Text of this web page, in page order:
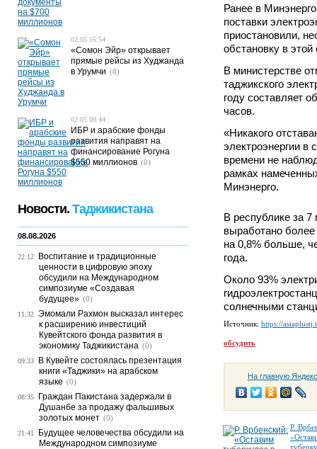
Ранее в
поставки
приостановили,
обстановку в этой
В министерстве
таджикского
году составляет
часов.
«Никакого
электроэнергии в
времени не
рамках
Минэнерго.
В республике за
выработано
на 0,8% больше,
года.
Около 93%
солнечными
Источник: https://
обсудить
На главную
Р.
02.05 16:54
«Сомон Эйр» открывает
прямые рейсы из Худжанда
в Урумчи (0)
02.05 08:44
ИБР и арабские фонды
развития направят на
финансирование Рогуна
$550 миллионов (0)
Новости. Таджикистана
08.08.2026
22:12
Воспитание и традиционные
ценности в цифровую эпоху
обсудили на Международном
симпозиуме «Создавая
будущее» (0)
11:32 Эмомали Рахмон высказал интерес
к расширению инвестиций
Кувейтского фонда развития в
экономику Таджикистана (0)
09:33
В Кувейте состоялась презентация
книги «Таджики» на арабском
языке (0)
08:35
Граждан Пакистана задержали в
Душанбе за продажу фальшивых
золотых монет (0)
21:41
Будущее человечества обсудили на
Международном симпозиуме